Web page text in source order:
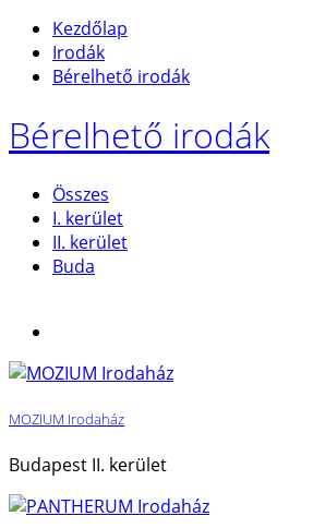
Kezdőlap
Irodák
Bérelhető irodák
Bérelhető irodák
Összes
I. kerület
II. kerület
Buda
MOZIUM Irodaház
Budapest II. kerület